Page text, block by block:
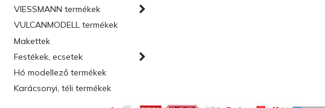
VIESSMANN termékek
VULCANMODELL termékek
Makettek
Festékek, ecsetek
Hó modellező termékek
Karácsonyi, téli termékek